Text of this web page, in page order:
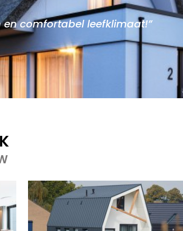
comfortabel leefklimaat!”